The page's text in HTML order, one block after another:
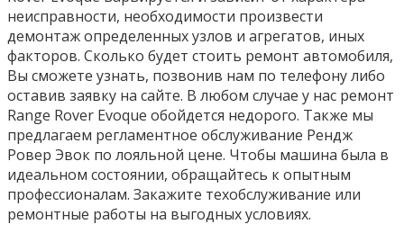
неисправности, необходимости произвести
демонтаж определенных узлов и агрегатов, иных
факторов. Сколько будет стоить ремонт автомобиля,
Вы сможете узнать, позвонив нам по телефону либо
оставив заявку на сайте. В любом случае у нас ремонт
Range Rover Evoque обойдется недорого. Также мы
предлагаем регламентное обслуживание Рендж
Ровер Эвок по лояльной цене. Чтобы машина была в
идеальном состоянии, обращайтесь к опытным
профессионалам. Закажите техобслуживание или
ремонтные работы на выгодных условиях.